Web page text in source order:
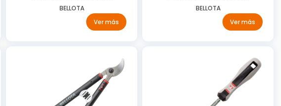
BELLOTA
Ver más
BELLOTA
Ver más